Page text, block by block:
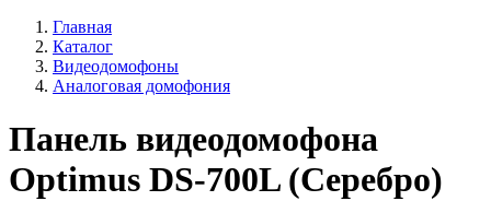
Главная
Каталог
Видеодомофоны
Аналоговая домофония
Панель видеодомофона
Optimus DS-700L (Серебро)